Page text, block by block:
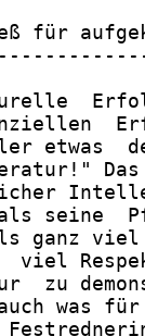
für
etwas
seine
ganz
viel
zu
was